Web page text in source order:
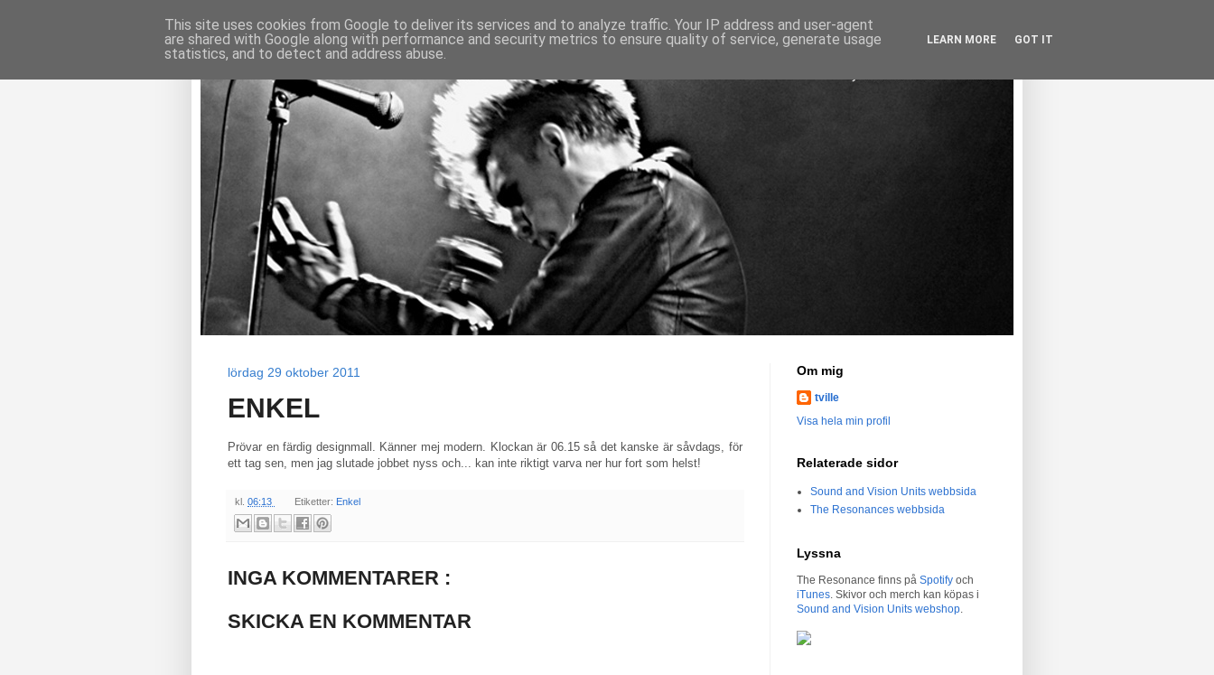
lördag 29 oktober 2011
ENKEL
Prövar en färdig designmall. Känner mej modern. Klockan är 06.15 så det kanske är såvdags, för
ett tag sen, men jag slutade jobbet nyss och... kan inte riktigt varva ner hur fort som helst!
kl. 06:13 Etiketter: Enkel
INGA KOMMENTARER :
SKICKA EN KOMMENTAR
Om mig
tville
Visa hela min profil
Relaterade sidor
Sound and Vision Units webbsida
The Resonances webbsida
Lyssna
The Resonance finns på Spotify och
iTunes. Skivor och merch kan köpas i
Sound and Vision Units webshop.
This site uses cookies from Google to deliver its services and to analyze traffic. Your IP address and user-agent
are shared with Google along with performance and security metrics to ensure quality of service, generate usage
statistics, and to detect and address abuse.
LEARN MORE GOT IT